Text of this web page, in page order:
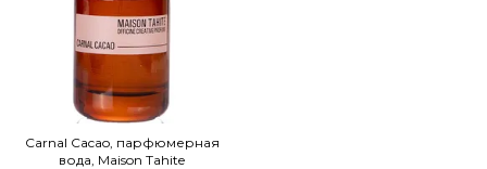
Carnal Cacao, парфюмерная
вода, Maison Tahite